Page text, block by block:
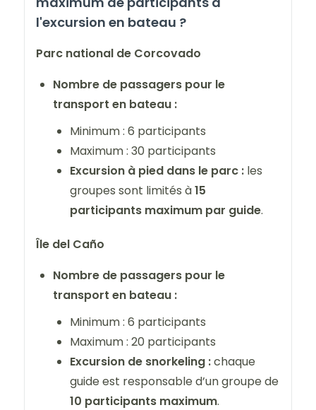
l'excursion en bateau ?
Parc national de Corcovado
Nombre de passagers pour le
transport en bateau :
Minimum : 6 participants
Maximum : 30 participants
Excursion à pied dans le parc : les
groupes sont limités à15
participants maximum par guide.
Île del Caño
Nombre de passagers pour le
transport en bateau :
Minimum : 6 participants
Maximum : 20 participants
Excursion de snorkeling :chaque
guide est responsable d’un groupe de
10 participants maximum.